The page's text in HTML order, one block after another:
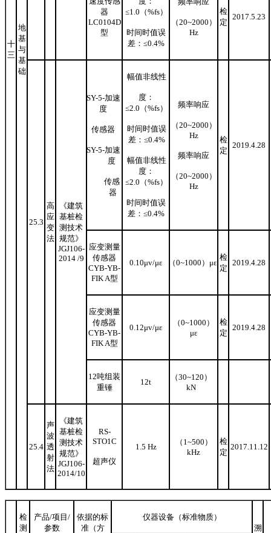
十
三
地
基
与
基
础
器
LC0104D
型
≤1.0 （%fs）
时间时值误
差： ≤0.4%
（20~2000 ）
Hz
检
定
2017.5.23
25.3
高
应
变
法
《建筑
基桩检
测技术
规范》
JGJ106-
2014/9
SY-5-加速
度
传感器
SY-5-加速
度
传感
器
幅值非线性
度：
≤2.0 （%fs）
时间时值误
差： ≤0.4%
幅值非线性
度：
≤2.0 （%fs）
时间时值误
差： ≤0.4%
频率响应
（20~2000 ）
Hz
频率响应
（20~2000 ）
Hz
检
定
2019.4.28
应变测量
传感器
CYB-YB-
FIK A型
0.10μv/με （0~1000 ） με
检
定
2019.4.28
应变测量
传感器
CYB-YB-
FIK A型
0.12μv/με
（0~1000 ）
με
检
定
2019.4.28
12吨组装
重锤
12t
（30~120 ）
kN
25.4
声
波
透
射
法
《建筑
基桩检
测技术
规范》
JGJ106-
2014/10
RS-
STO1C
超声仪
1.5 Hz
（ 1 ~500 ）
kHz
检
定
2017.11.12
检
测
产品/项目/
参数
依据的标
准（方
仪器设备（标准物质）
溯